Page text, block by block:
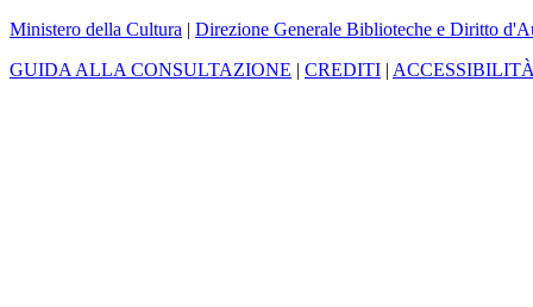
Ministero della Cultura | Direzione Generale Biblioteche e Diritto
GUIDA ALLA CONSULTAZIONE | CREDITI |